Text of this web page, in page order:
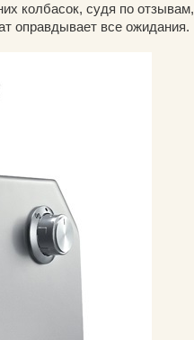
колбасок, судя по отзывам,
оправдывает все ожидания.